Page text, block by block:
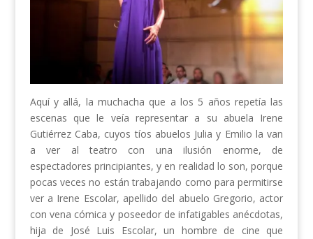
Aquí y allá, la muchacha que a los 5 años repetía las
escenas que le veía representar a su abuela Irene
Gutiérrez Caba, cuyos tíos abuelos Julia y Emilio la van
a ver al teatro con una ilusión enorme, de
espectadores principiantes, y en realidad lo son, porque
pocas veces no están trabajando como para permitirse
ver a Irene Escolar, apellido del abuelo Gregorio, actor
con vena cómica y poseedor de infatigables anécdotas,
hija de José Luis Escolar, un hombre de cine que